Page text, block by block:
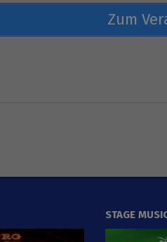
Zum
STAGE